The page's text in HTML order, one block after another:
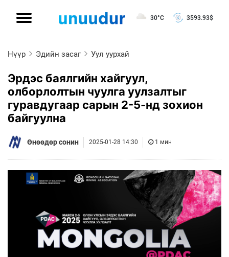
30°C 3593.93$
Нүүр Эдийн засаг Уул уурхай
Эрдэс баялгийн хайгуул,
олборлолтын чуулга уулзалтыг
гуравдугаар сарын 2-5-нд зохион
байгуулна
Өнөөдөр сонин 2025-01-28 14:30 1 мин